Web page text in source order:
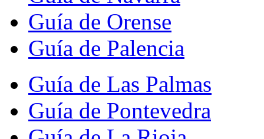
Guía de Orense
Guía de Palencia
Guía de Las Palmas
Guía de Pontevedra